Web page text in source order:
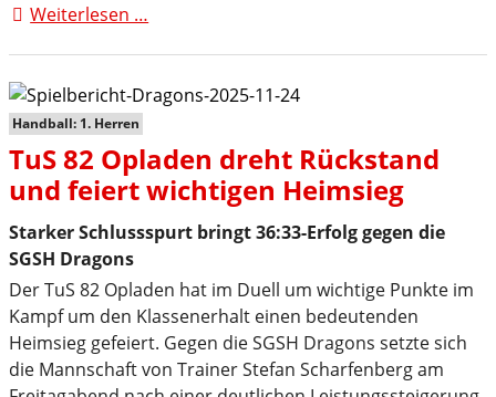
Weiterlesen …
für
und
(zukünftige)
Ehrenamtler
Handball: 1. Herren
TuS 82 Opladen dreht Rückstand
und feiert wichtigen Heimsieg
Starker Schlussspurt bringt 36:33-Erfolg gegen die
SGSH Dragons
Der TuS 82 Opladen hat im Duell um wichtige Punkte im
Kampf um den Klassenerhalt einen bedeutenden
Heimsieg gefeiert. Gegen die SGSH Dragons setzte sich
die Mannschaft von Trainer Stefan Scharfenberg am